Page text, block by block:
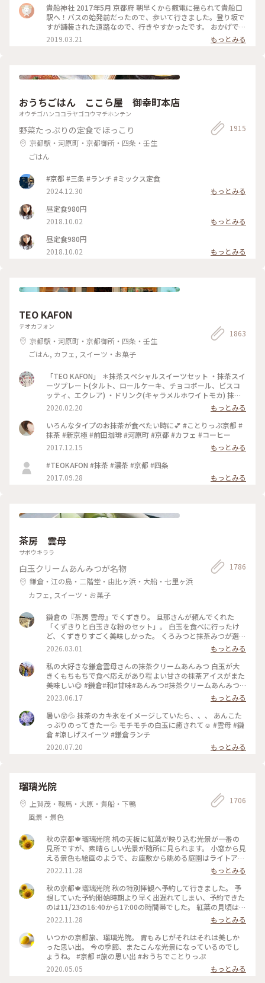
貴船神社 2017年5月 京都府 朝早くから叡電に揺られて貴船口
駅へ！バスの始発前だったので、歩いて行きました。登り坂で
すが舗装された道路なので、行きやすかったです。 おかげで人
の少ないシーンとした空気を味わえたので良かったです。 御朱
印ももらえて大満足でした☺️ 京都旅行は早寝早起きになりま
2019.03.21 もっとみる
おうちごはん ここら屋 御幸町本店
オウチゴハンココラヤゴコウマチホンテン
野菜たっぷりの定食でほっこり
京都駅・河原町・京都御所・四条・壬生
ごはん
1915
#京都 #三条 #ランチ #ミックス定食
2024.12.30
もっとみる
昼定食980円
2018.10.02
もっとみる
昼定食980円
2018.10.02
もっとみる
TEO KAFON
テオカフォン
京都駅・河原町・京都御所・四条・壬生
ごはん, カフェ, スイーツ・お菓子
1863
「TEO KAFON」 ＊抹茶スペシャルスイーツセット ・抹茶スイ
ーツプレート(タルト、ロールケーキ、チョコボール、ビスコ
ッティ、エクレア) ・ドリンク(キャラメルホワイトモカ) 抹茶
三昧出来て大満足したそうです。 フォークを2本用意して頂い
たのですが、娘一人で完食でした。 #TEO KAFON#抹茶三昧#
プチことりっぷ京都#冬のおでかけ
2020.02.20
もっとみる
いろんなタイプのお抹茶が食べたい時に💕 #ことりっぷ京都 #
抹茶 #新京極 #前田珈琲 #河原町 #京都 #カフェ #コーヒー
2017.12.15
もっとみる
#TEOKAFON #抹茶 #濃茶 #京都 #四条
2017.09.28
もっとみる
茶房 雲母
サボウキララ
白玉クリームあんみつが名物
鎌倉・江の島・二階堂・由比ヶ浜・大船・七里ヶ浜
カフェ, スイーツ・お菓子
1786
鎌倉の『茶房 雲母』でくずきり。 旦那さんが頼んでくれた
「くずきりと白玉きな粉のセット」。 白玉を食べに行ったけ
ど、くずきりすごく美味しかった。 くろみつと抹茶みつが選べ
ます。 1時間待ちを想定して行ったら、30分も待たずに入れ
た。 梅の見える特等席。 けど、席についてから出てくるまで
30分弱かかったので、だいたい1時間。 1時間くらいなら、並
んでも食べたいクオリティ。 #神奈川#鎌倉#茶房雲母#白玉#お
もちずき#Ayuのおやつ#はじめての鎌倉
2026.03.01
もっとみる
私の大好きな鎌倉雲母さんの抹茶クリームあんみつ 白玉が大
きくもちもちで食べ応えがあり程よい甘さの抹茶アイスがまた
美味しい😋 #鎌倉#和#甘味#あんみつ#抹茶クリームあんみつ#
雲母
2023.06.17
もっとみる
暑い😵💦 抹茶のカキ氷をイメージしていたら、、、 あんこた
っぷりのってきたー💦 モチモチの白玉に癒されて☺️ #雲母 #鎌
倉 #涼しげスイーツ #鎌倉ランチ
2020.07.20
もっとみる
瑠璃光院
上賀茂・鞍馬・大原・貴船・下鴨
風景・景色
1706
秋の京都🍁瑠璃光院 机の天板に紅葉が映り込む光景が一番の
見所ですが、素晴らしい光景が随所に見られます。 小窓から見
える景色も絵画のようで、お座敷から眺める庭園はライトアッ
プされてさらに雅です✨ 拝観が終わり、山門をくぐって振り返
ると、こちらも美しくライトアップされていました🍁♥️
2022.11.23 #秋いろとりどり #Myことりっぷ #瑠璃光院 #紅葉
狩り #紅葉 #京都
2022.11.28
もっとみる
秋の京都🍁瑠璃光院 秋の特別拝観へ予約して行きました。 予
想していた予約開始時期より早く出遅れてしまい、予約できた
のは11/23の16:40から17:00の時間帯でした。 紅葉の見頃はど
うかしら。昼でもなく夜でもなく。どんなふうに見えるんだろ
うと不安でしたが、薄暗くなってライトアップも始まった頃。
予想していた以上の素晴らしい風景がひろがっていました✨ 新
緑の頃とはまた違って雅な世界✨ 皆さんお行儀よく、机で満足
のいく写真を撮ったら後ろに並んでいる人に代わります。 敷居
を額縁に見立てて遠目から写真を撮ろうとしたら避けてくださ
ったり。 最初、夫は「春にも行ったのに」とブツブツ文句を
2022.11.28
もっとみる
いつかの京都旅、瑠璃光院。 青もみじがそれはそれは美しか
った思い出。 今の季節、またこんな光景になっているのでし
ょうね。 #京都 #旅の思い出 #おうちでことりっぷ
2020.05.05
もっとみる